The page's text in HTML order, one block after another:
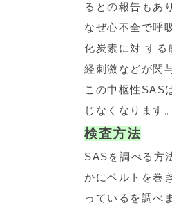
るとの報告もあ
なぜ心不全で呼
化炭素に対 する
経刺激などが関
この中枢性SAS
じなくなります
検査方法
SASを調べる方
かにベルトを巻
っているを調べ